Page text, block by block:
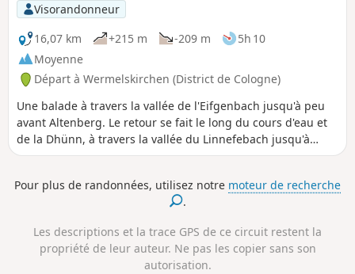
Visorandonneur
16,07 km
+215 m -209 m
5h 10
Moyenne
Départ à Wermelskirchen (District de Cologne)
Une balade à travers la vallée de l'Eifgenbach jusqu'à peu
avant Altenberg. Le retour se fait le long du cours d'eau et
de la Dhünn, à travers la vallée du Linnefebach jusqu'à
Dabringhausen. La vallée de l'Eifgenbach est l'une des plus
Pour plus de randonnées, utilisez notre moteur de recherche
.
Les descriptions et la trace GPS de ce circuit restent la
propriété de leur auteur. Ne pas les copier sans son
autorisation.